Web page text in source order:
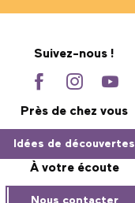
Suivez-nous !
Près de chez vous
Idées de découvertes
À votre écoute
Nous contacter